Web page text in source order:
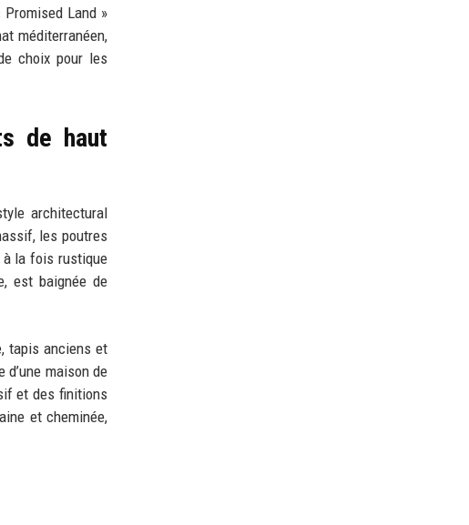
Land »
méditerranéen,
choix pour les
de haut
architectural
les poutres
à la fois rustique
est baignée de
tapis anciens et
maison de
et des finitions
et cheminée,